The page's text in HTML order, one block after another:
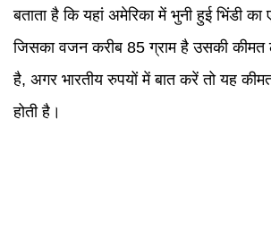
बताता है कि यहां अमेरिका में भुनी हुई भिंडी
जिसका वजन करीब 85 ग्राम है उसकी
है, अगर भारतीय रुपयों में बात करें तो यह
होती है।